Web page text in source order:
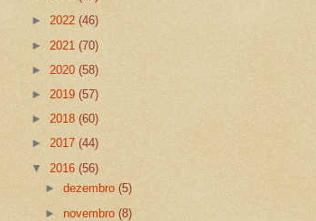
► 2022 (46)
► 2021 (70)
► 2020 (58)
► 2019 (57)
► 2018 (60)
► 2017 (44)
▼ 2016 (56)
►dezembro(5)
►novembro(8)